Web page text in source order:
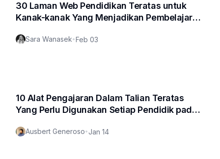
30 Laman Web Pendidikan Teratas untuk
Kanak-kanak Yang Menjadikan Pembelajaran
Sara Wanasek•Feb 03
10 Alat Pengajaran Dalam Talian Teratas
Yang Perlu Digunakan Setiap Pendidik pada
Ausbert Generoso•Jan 14